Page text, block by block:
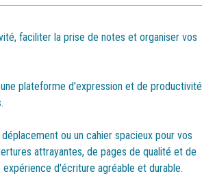
faciliter la prise de notes et organiser vos
plateforme d'expression et de productivité
ou un cahier spacieux pour vos
attrayantes, de pages de qualité et de
d'écriture agréable et durable.